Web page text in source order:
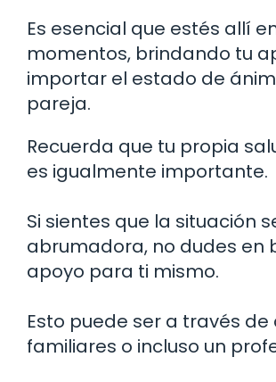
Es esencial que estés allí
momentos, brindando tu
importar el estado de
pareja.
Recuerda que tu propia
es igualmente importante.
Si sientes que la situación
abrumadora, no dudes en
apoyo para ti mismo.
Esto puede ser a través de
familiares o incluso un